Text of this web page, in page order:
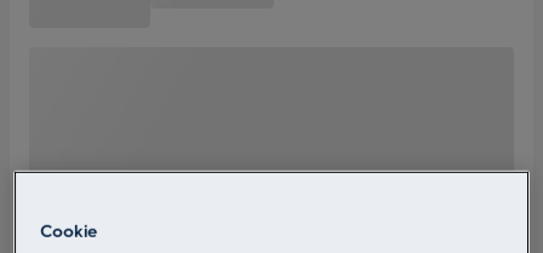
Cookie